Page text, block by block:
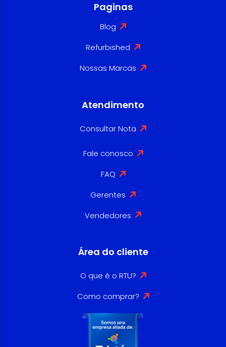
Paginas
Blog
Refurbished
Nossas Marcas
Atendimento
Consultar Nota
Fale conosco
FAQ
Gerentes
Vendedores
Área do cliente
O que é o RTU?
Como comprar?